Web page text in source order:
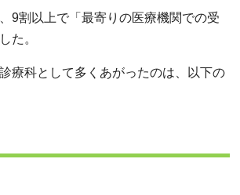
9割以上で「最寄りの医療機関での受
た。
療科として多くあがったのは、以下の